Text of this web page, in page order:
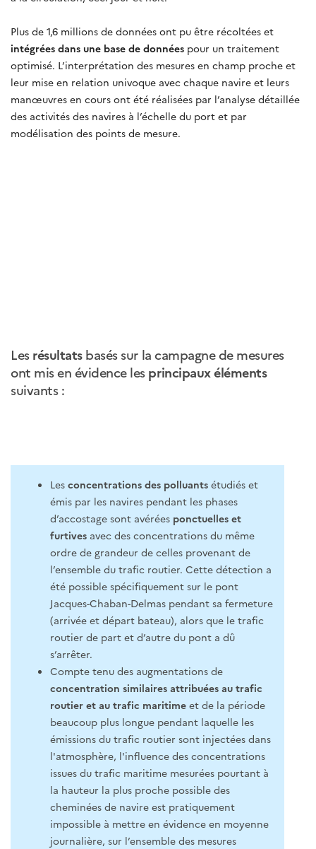
Plus de 1,6 millions de données ont pu être récoltées et
intégrées dans une base de données pour un traitement
optimisé. L’interprétation des mesures en champ proche et
leur mise en relation univoque avec chaque navire et leurs
manœuvres en cours ont été réalisées par l’analyse détaillée
des activités des navires à l’échelle du port et par
modélisation des points de mesure.
Les résultatsbasés sur la campagne de mesures
ont mis en évidence les principaux éléments
suivants :
Les concentrations des polluants étudiés et
émis par les navires pendant les phases
d’accostage sont avérées ponctuelles et
furtives avec des concentrations du même
ordre de grandeur de celles provenant de
l’ensemble du trafic routier. Cette détection a
été possible spécifiquement sur le pont
Jacques-Chaban-Delmas pendant sa fermeture
(arrivée et départ bateau), alors que le trafic
routier de part et d’autre du pont a dû
s’arrêter.
Compte tenu des augmentations de
concentration similaires attribuées au trafic
routier et au trafic maritime et de la période
beaucoup plus longue pendant laquelle les
émissions du trafic routier sont injectées dans
l'atmosphère, l'influence des concentrations
issues du trafic maritime mesurées pourtant à
la hauteur la plus proche possible des
cheminées de navire est pratiquement
impossible à mettre en évidence en moyenne
journalière, sur l’ensemble des mesures